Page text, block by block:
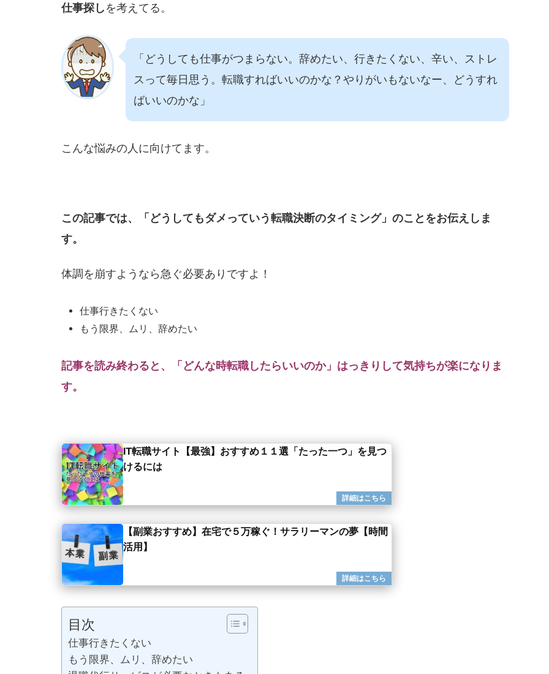
仕事探しを考えてる。
「どうしても仕事がつまらない。辞めたい、行きたくない、辛い、ストレ
スって毎日思う。転職すればいいのかな？やりがいもないなー、どうすれ
ばいいのかな」
こんな悩みの人に向けてます。
この記事では、「どうしてもダメっていう転職決断のタイミング」のことをお伝えしま
す。
体調を崩すようなら急ぐ必要ありですよ！
仕事行きたくない
もう限界、ムリ、辞めたい
記事を読み終わると、「どんな時転職したらいいのか」はっきりして気持ちが楽になりま
す。
IT転職サイト【最強】おすすめ１１選「たった一つ」を見つ
けるには
【副業おすすめ】在宅で５万稼ぐ！サラリーマンの夢【時間
活用】
目次
仕事行きたくない
もう限界、ムリ、辞めたい